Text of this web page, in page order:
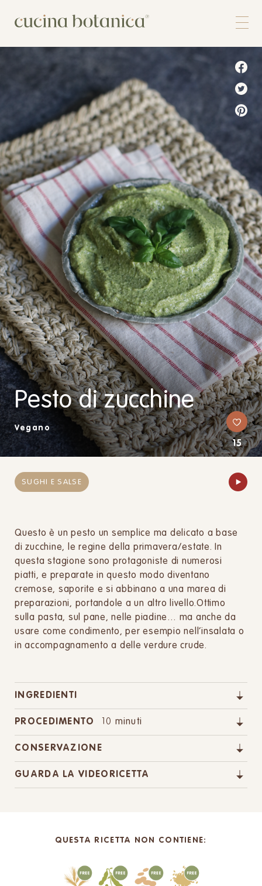
Shop
Chi siamo
Contatti
Pesto di zucchine
Vegano
15
SUGHI E SALSE
Questo è un pesto un semplice ma delicato a base
di zucchine, le regine della primavera/estate. In
questa stagione sono protagoniste di numerosi
piatti, e preparate in questo modo diventano
cremose, saporite e si abbinano a una marea di
preparazioni, portandole a un altro livello.Ottimo
sulla pasta, sul pane, nelle piadine… ma anche da
usare come condimento, per esempio nell’insalata o
in accompagnamento a delle verdure crude.
INGREDIENTI
PROCEDIMENTO 10 minuti
CONSERVAZIONE
GUARDA LA VIDEORICETTA
QUESTA RICETTA NON CONTIENE: